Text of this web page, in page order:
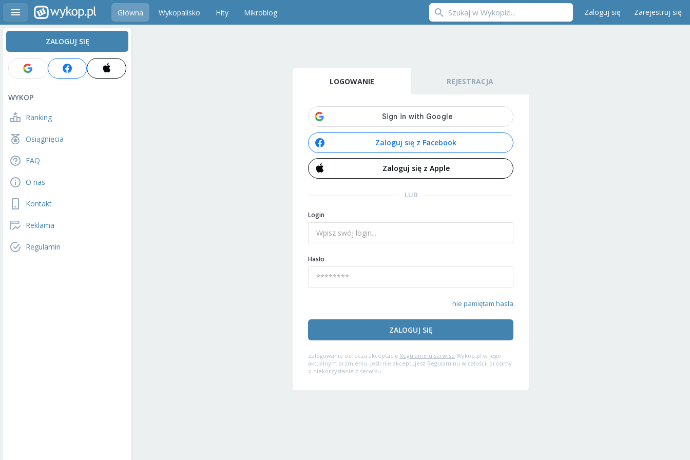
Główna Wykopalisko Hity Mikroblog Zaloguj się Zarejestruj się
ZALOGUJ SIĘ
WYKOP
Ranking
Osiągnięcia
FAQ
O nas
Kontakt
Reklama
Regulamin
LOGOWANIE REJESTRACJA
Zaloguj się z Facebook
Zaloguj się z Apple
LUB
Login
Hasło
nie pamiętam hasła
ZALOGUJ SIĘ
Zalogowanie oznacza akceptację Regulaminu serwisu Wykop.pl w jego
aktualnym brzmieniu. Jeśli nie akceptujesz Regulaminu w całości, prosimy
o niekorzystanie z serwisu.